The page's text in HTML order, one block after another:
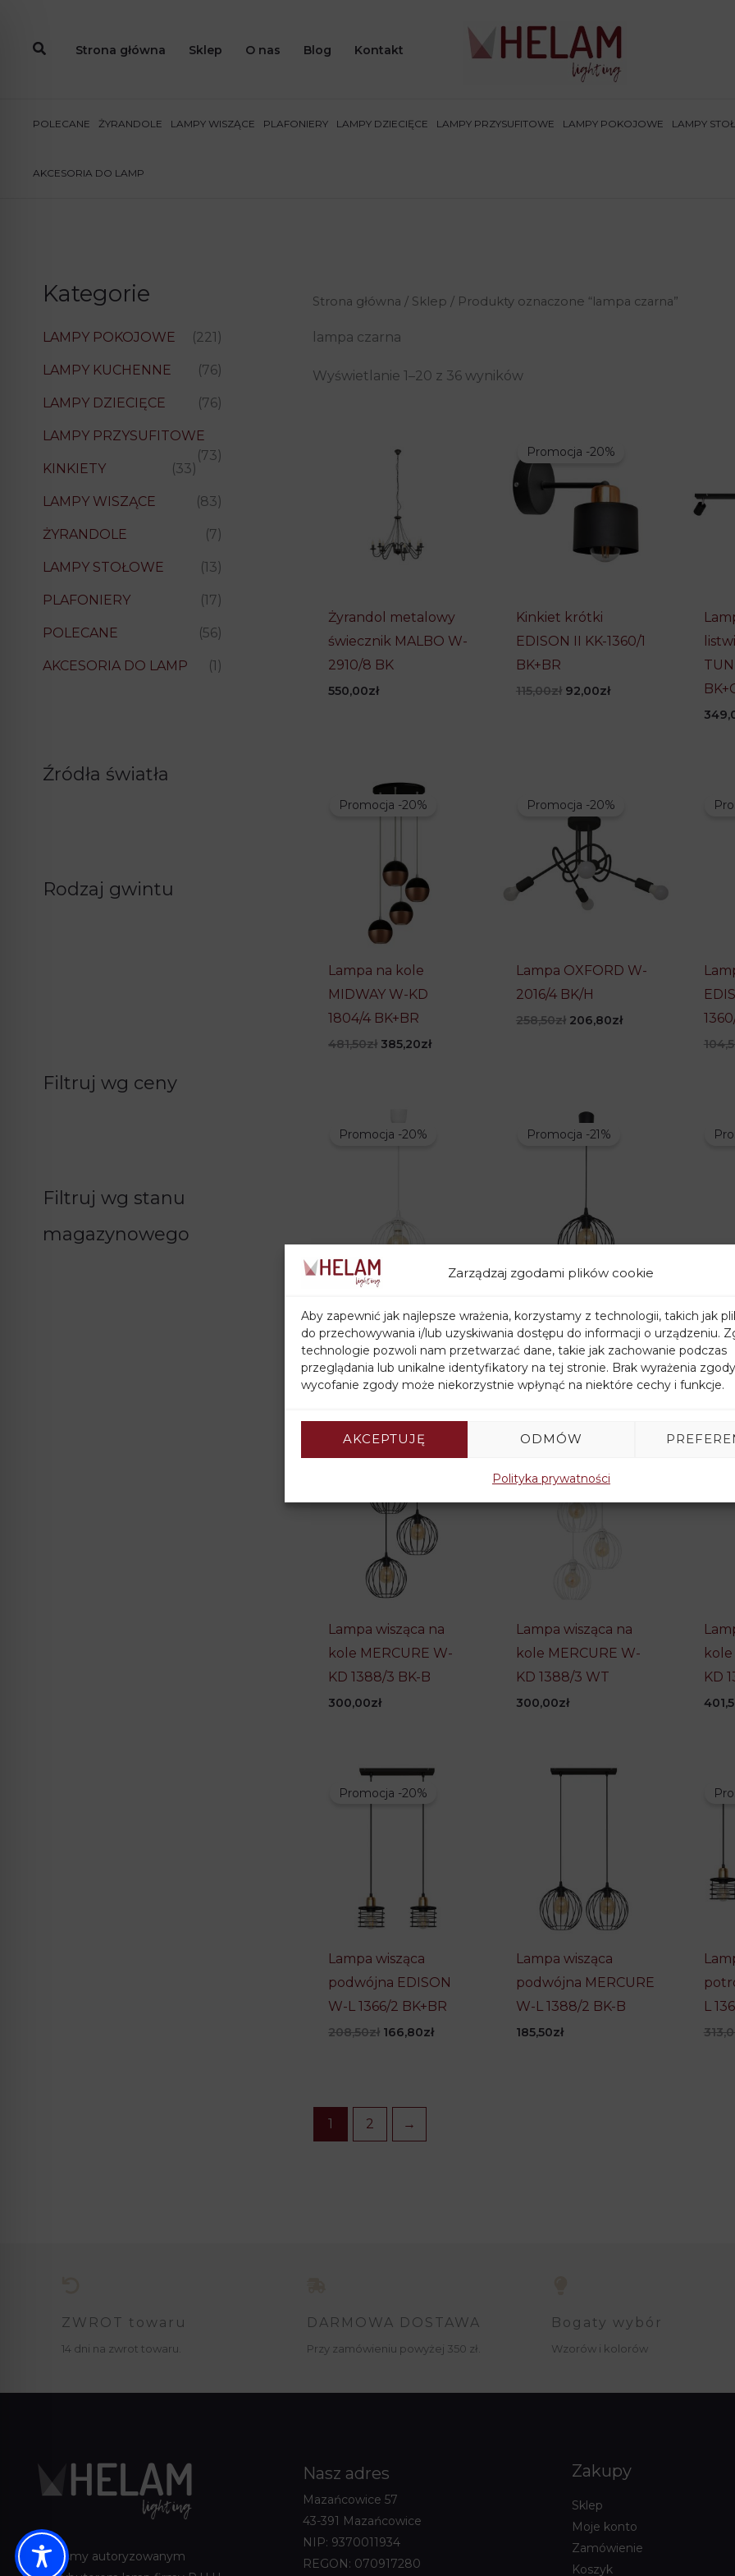
Zarządzaj zgodami plików cookie
Aby zapewnić jak najlepsze wrażenia, korzystamy z technologii, takich jak
do przechowywania i/lub uzyskiwania dostępu do informacji o urządzeniu.
technologie pozwoli nam przetwarzać dane, takie jak zachowanie podczas
przeglądania lub unikalne identyfikatory na tej stronie. Brak wyrażenia
wycofanie zgody może niekorzystnie wpłynąć na niektóre cechy i funkcje.
AKCEPTUJĘ ODMÓW
Polityka prywatności
Strona główna Sklep O nas Blog Kontakt
POLECANE ŻYRANDOLE LAMPY WISZĄCE PLAFONIERY LAMPY DZIECIĘCE LAMPY PRZYSUFITOWE LAMPY POKOJOWE LAMPY
AKCESORIA DO LAMP
Kategorie
LAMPY POKOJOWE (221)
LAMPY KUCHENNE (76)
LAMPY DZIECIĘCE (76)
LAMPY PRZYSUFITOWE
(73)
KINKIETY
(33)
LAMPY WISZĄCE (83)
ŻYRANDOLE (7)
LAMPY STOŁOWE (13)
PLAFONIERY (17)
POLECANE (56)
AKCESORIA DO LAMP (1)
Źródła światła
Rodzaj gwintu
Filtruj wg ceny
Filtruj wg stanu
magazynowego
Strona główna / Sklep / Produkty oznaczone “lampa czarna”
lampa czarna
Wyświetlanie 1–20 z 36 wyników
Żyrandol metalowy
świecznik MALBO W-
2910/8 BK
550,00zł
Promocja -20%
Kinkiet krótki
EDISON II KK-1360/1
BK+BR
115,00zł Pierwotna
92,00złAktualna
Promocja -20%
Lampa na kole
MIDWAY W-KD
1804/4 BK+BR
481,50zł Pierwotna
385,20złAktualna
Promocja -20%
Lampa OXFORD W-
2016/4 BK/H
258,50zł Pierwotna
206,80złAktualna
Promocja -20%
MERCURE biała
76,00złPierwotna
cena
wynosiła:
76,00zł.
60,80złAktualna
cena
wynosi:
60,80zł.
Promocja -21%
MERCURE czarna
76,00złPierwotna
cena
wynosiła:
76,00zł.
60,00złAktualna
cena
wynosi:
60,00zł.
kole
313,00
Lampa wisząca na
kole MERCURE W-
KD 1388/3 BK-B
300,00zł
Lampa wisząca na
kole MERCURE W-
KD 1388/3 WT
300,00zł
kole
KD
Promocja -20%
Lampa wisząca
podwójna EDISON
W-L 1366/2 BK+BR
208,50zł Pierwotna
166,80złAktualna
Lampa wisząca
podwójna MERCURE
W-L 1388/2 BK-B
185,50zł
L
1 2 →
ZWROT towaru
14 dni na zwrot towaru.
DARMOWA DOSTAWA
Przy zamówieniu powyżej 350 zł.
Bogaty wybór
Wzorów i kolorów
Jesteśmy autoryzowanym
Nasz adres
Mazańcowice 57
43-391 Mazańcowice
NIP: 9370011934
REGON: 070917280
Zakupy
Sklep
Moje konto
Zamówienie
Koszyk